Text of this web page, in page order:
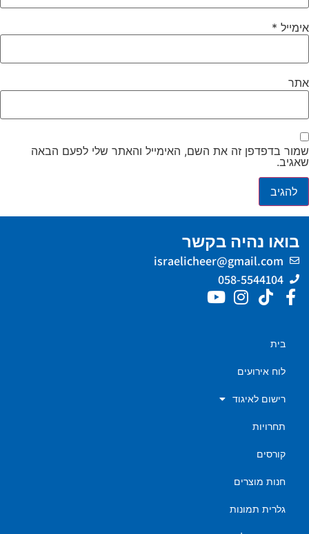
אימייל *
אתר
שמור בדפדפן זה את השם, האימייל והאתר שלי לפעם הבאה
שאגיב.
בואו נהיה בקשר
israelicheer@gmail.com
058-5544104
בית
לוח אירועים
רישום לאיגוד
תחרויות
קורסים
חנות מוצרים
גלרית תמונות